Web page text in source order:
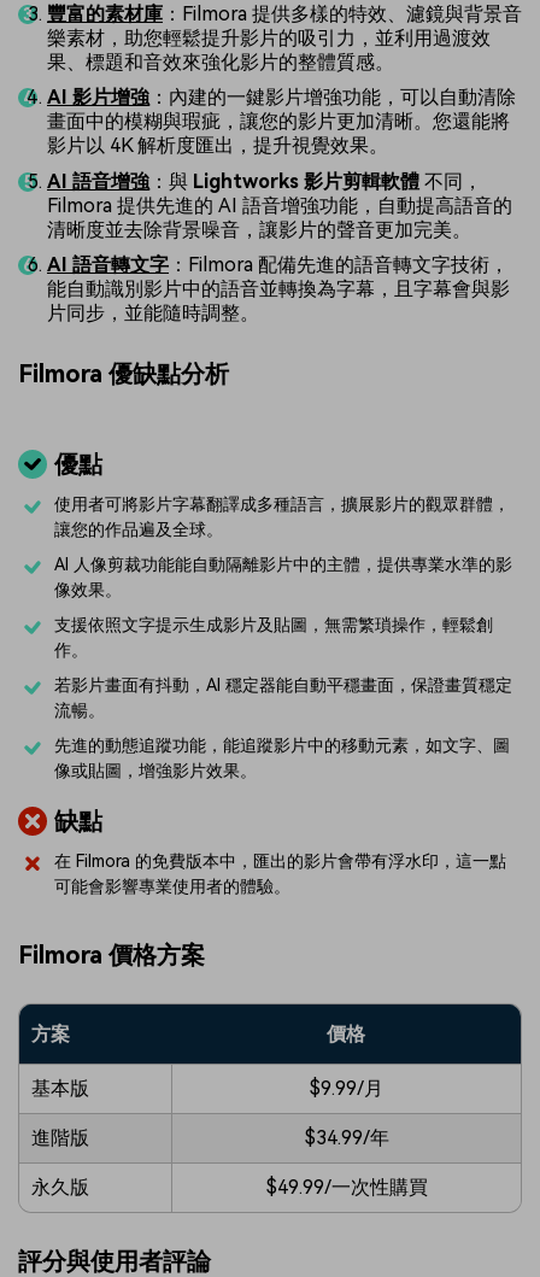
豐富的素材庫 ：Filmora 提供多樣的特效、濾鏡與背景音
樂素材，助您輕鬆提升影片的吸引力，並利用過渡效
果、標題和音效來強化影片的整體質感。
AI 影片增強 ：內建的一鍵影片增強功能，可以自動清除
畫面中的模糊與瑕疵，讓您的影片更加清晰。您還能將
影片以 4K 解析度匯出，提升視覺效果。
AI 語音增強 ：與 Lightworks 影片剪輯軟體 不同，
Filmora 提供先進的 AI 語音增強功能，自動提高語音的
清晰度並去除背景噪音，讓影片的聲音更加完美。
AI 語音轉文字 ：Filmora 配備先進的語音轉文字技術，
能自動識別影片中的語音並轉換為字幕，且字幕會與影
片同步，並能隨時調整。
Filmora 優缺點分析
優點
使用者可將影片字幕翻譯成多種語言，擴展影片的觀眾群體，
讓您的作品遍及全球。
AI 人像剪裁功能能自動隔離影片中的主體，提供專業水準的影
像效果。
支援依照文字提示生成影片及貼圖，無需繁瑣操作，輕鬆創
作。
若影片畫面有抖動，AI 穩定器能自動平穩畫面，保證畫質穩定
流暢。
先進的動態追蹤功能，能追蹤影片中的移動元素，如文字、圖
像或貼圖，增強影片效果。
缺點
在 Filmora 的免費版本中，匯出的影片會帶有浮水印，這一點
可能會影響專業使用者的體驗。
Filmora 價格方案
方案 價格
基本版 $9.99/月
進階版 $34.99/年
永久版 $49.99/一次性購買
評分與使用者評論